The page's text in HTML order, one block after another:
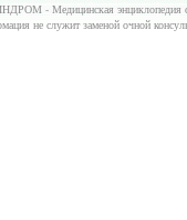
- Медицинская энциклопедия
не служит заменой очной